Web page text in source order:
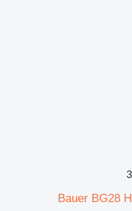
3
Bauer BG28 H